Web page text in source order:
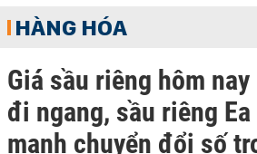
HÀNG HÓA
Giá sầu riêng hôm
đi ngang, sầu riêng
mạnh chuyển đổi số